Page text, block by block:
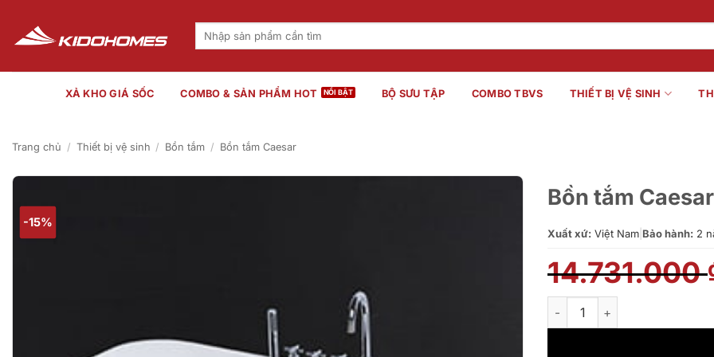
nội
dung
Tìm
XẢ KHO GIÁ SỐC COMBO & SẢN PHẨM HOT BỘ SƯU TẬP COMBO TBVS THIẾT BỊ VỆ SINH
Trang chủ / Thiết bị vệ sinh / Bồn tắm / Bồn tắm Caesar
-15%
Bồn tắm
Xuất xứ: Việt Nam Bảo hành: 2
14.731.000
Bồn tắm Caesar AT0950 số